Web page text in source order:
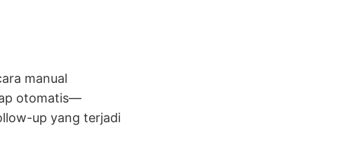
manual
otomatis—
up yang terjadi